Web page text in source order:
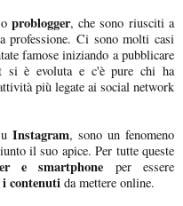
problogger, che sono riusciti a
professione. Ci sono molti casi
famose iniziando a pubblicare
si è evoluta e c'è pure chi ha
più legate ai social network
Instagram, sono un fenomeno
il suo apice. Per tutte queste
e smartphone per essere
i contenuti da mettere online.